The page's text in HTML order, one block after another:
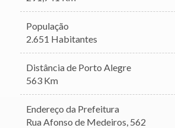
População
2.651 Habitantes
Distância de Porto Alegre
563 Km
Endereço da Prefeitura
Rua Afonso de Medeiros, 562